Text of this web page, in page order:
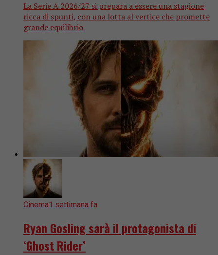
La Serie A 2026/27 si prepara a essere una stagione
ricca di spunti, con una lotta al vertice che promette
grande equilibrio
Cinema1 settimana fa
Ryan Gosling sarà il protagonista di
‘Ghost Rider’